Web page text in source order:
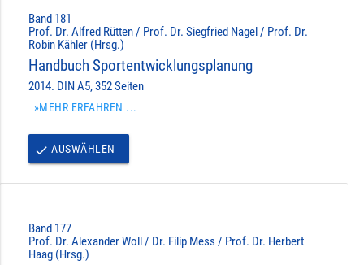
Band 181
Prof. Dr. Alfred Rütten / Prof. Dr. Siegfried Nagel / Prof. Dr.
Robin Kähler (Hrsg.)
Handbuch Sportentwicklungsplanung
2014. DIN A5, 352 Seiten
»MEHR ERFAHREN ...
done AUSWÄHLEN
Band 177
Prof. Dr. Alexander Woll / Dr. Filip Mess / Prof. Dr. Herbert
Haag (Hrsg.)